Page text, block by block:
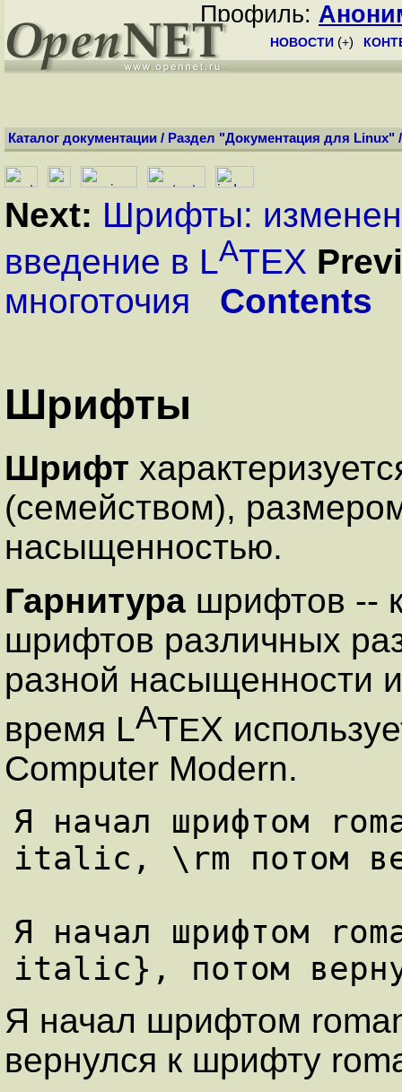
Профиль:
НОВОСТИ (+)
Каталог документации / Раздел "Документация для Linux"
Next: Шрифты:
введение в LATEX
многоточия
Contents
Шрифты
Шрифт
(семейством),
насыщенностью.
Гарнитурa шрифтов --
шрифтов различных
разной насыщенности
время LATEX
Computer Modern.
Я начал шрифтом
italic, \rm потом
Я начал шрифтом
Я начал шрифтом
вернулся к шрифту